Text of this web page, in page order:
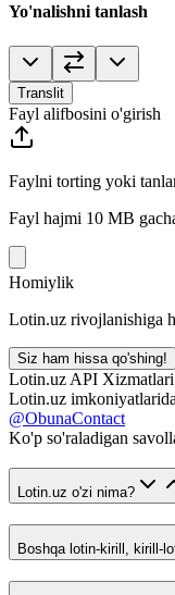
Yo'nalishni tanlash
Translit
Fayl alifbosini o'girish
Faylni torting yoki
Fayl hajmi 10 MB
Homiylik
Lotin.uz rivojlanishiga
Siz ham hissa qo'shing!
Lotin.uz API Xizmatlari
Lotin.uz
@ObunaContact
Ko'p so'raladigan
Lotin.uz o'zi nima?
Boshqa lotin-kirill, kirill-